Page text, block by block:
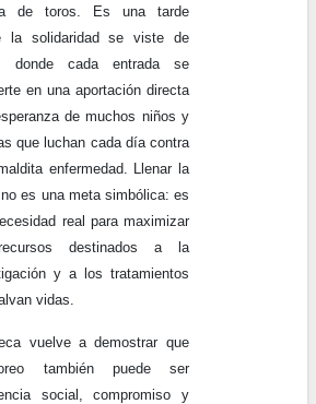
de toros. Es una tarde
la solidaridad se viste de
donde cada entrada se
en una aportación directa
de muchos niños y
que luchan cada día contra
enfermedad. Llenar la
es una meta simbólica: es
real para maximizar
destinados a la
y a los tratamientos
vidas.
vuelve a demostrar que
también puede ser
social, compromiso y